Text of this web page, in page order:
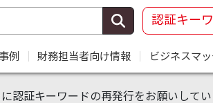
認証キー
例 財務担当者向け情報 ビジネスマ
認証キーワードの再発行をお願いしてい